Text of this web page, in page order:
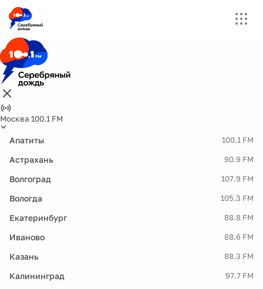
Москва 100.1 FM
Апатиты 100.1 FM
Астрахань 90.9 FM
Волгоград 107.9 FM
Вологда 105.3 FM
Екатеринбург 88.8 FM
Иваново 88.6 FM
Казань 88.3 FM
Калининград 97.7 FM